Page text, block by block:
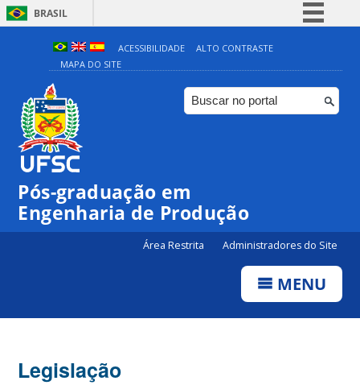
BRASIL
Simplifique!
Comunica BR
Participe
ACESSIBILIDADE
ALTO CONTRASTE
MAPA DO SITE
Pós-graduação em
Engenharia de Produção
Área Restrita Administradores do Site
MENU
Legislação